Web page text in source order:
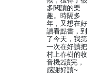
多閱讀的樂
趣。時隔多
年，又想在好
讀看點書，到
了今天，我第
一次在好讀把
村上春樹的收
音機2讀完，
感謝好讀~